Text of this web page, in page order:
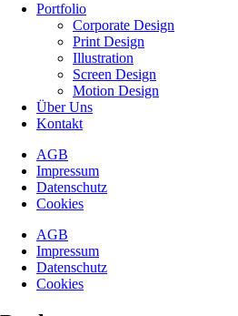
Portfolio
Corporate Design
Print Design
Illustration
Screen Design
Motion Design
Über Uns
Kontakt
AGB
Impressum
Datenschutz
Cookies
AGB
Impressum
Datenschutz
Cookies